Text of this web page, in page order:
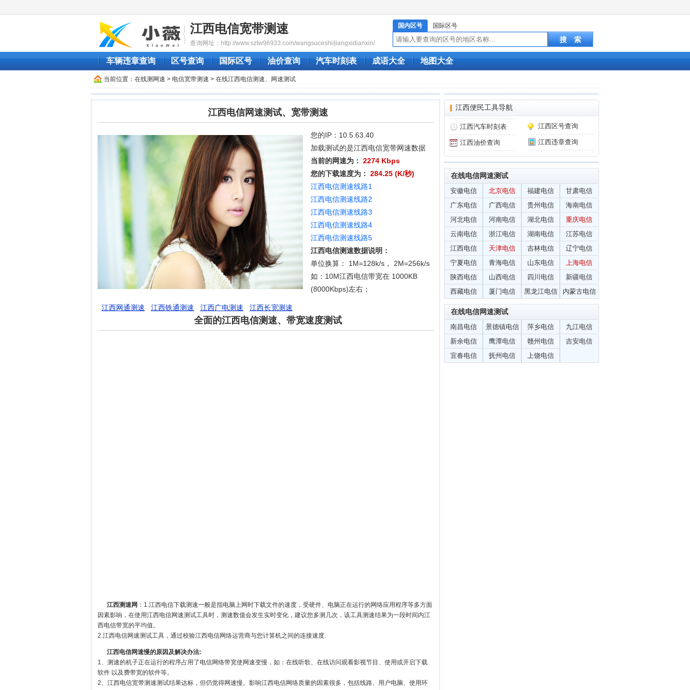
江西电信宽带测速
查询网址：http://www.sztw96933.com/wangsuceshi/jiangxidianxin/
国内区号 国际区号
车辆违章查询 区号查询 国际区号 油价查询 汽车时刻表 成语大全 地图大全
当前位置： 在线测网速 > 电信宽带测速 > 在线江西电信测速、网速测试
江西电信网速测试、宽带测速
您的IP：10.5.63.40
加载测试的是江西电信宽带网速数据
当前的网速为： 2274 Kbps
您的下载速度为： 284.25 (K/秒)
江西电信测速线路1
江西电信测速线路2
江西电信测速线路3
江西电信测速线路4
江西电信测速线路5
江西电信测速数据说明：
单位换算： 1M=128k/s， 2M=256k/s
如：10M江西电信带宽在 1000KB
(8000Kbps)左右；
江西网通测速 江西铁通测速 江西广电测速 江西长宽测速
全面的江西电信测速、带宽速度测试
江西测速网 ：1.江西电信下载测速一般是指电脑上网时下载文件的速度，受硬件、电脑正在运行的网络应用程序等多方面
因素影响，在使用江西电信网速测试工具时，测速数值会发生实时变化，建议您多测几次，该工具测速结果为一段时间内江
西电信带宽的平均值。
2.江西电信网速测试工具，通过校验江西电信网络运营商与您计算机之间的连接速度.
江西电信网速慢的原因及解决办法:
1、测速的机子正在运行的程序占用了电信网络带宽使网速变慢，如：在线听歌、在线访问观看影视节目、使用或开启下载
软件 以及费带宽的软件等。
2、江西电信宽带测速测试结果达标，但仍觉得网速慢。影响江西电信网络质量的因素很多，包括线路、用户电脑、使用环
江西便民工具导航
江西区号查询
江西汽车时刻表
江西违章查询
江西油价查询
在线电信网速测试
安徽电信 北京电信 福建电信
甘肃电信
广东电信
广西电信 贵州电信
海南电信
河北电信
河南电信 湖北电信
重庆电信
云南电信
浙江电信 湖南电信
江苏电信
江西电信
天津电信 吉林电信
辽宁电信
宁夏电信
青海电信 山东电信
上海电信
陕西电信
山西电信 四川电信
新疆电信
西藏电信
厦门电信 黑龙江电信 内蒙古电信
在线电信网速测试
南昌电信 景德镇电信 萍乡电信
九江电信
新余电信
鹰潭电信 赣州电信
吉安电信
宜春电信
抚州电信 上饶电信